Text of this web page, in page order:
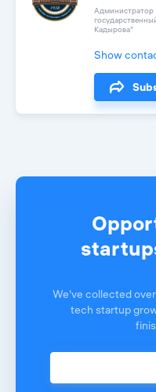
Администратор
Кадырова"
Show
We've collected
tech startup